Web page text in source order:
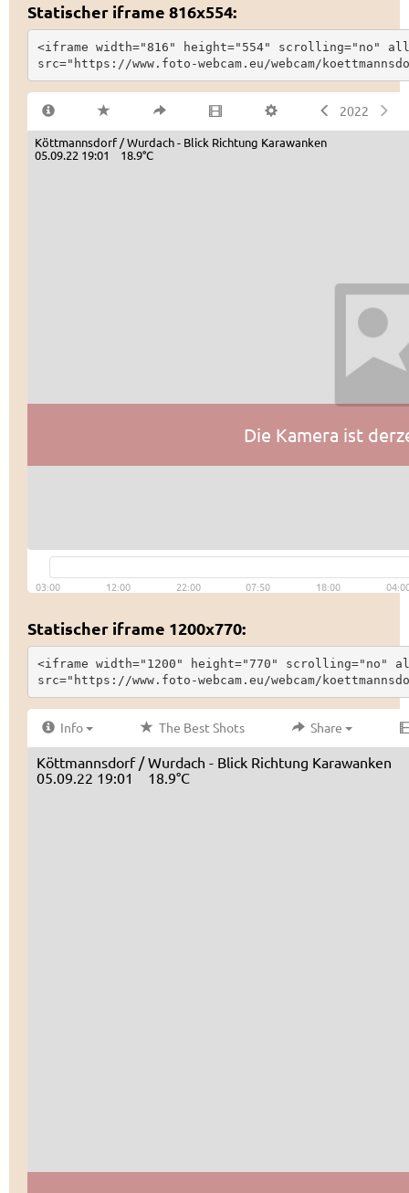
Statischer iframe 816x554:
<iframe width="816" height="554" scrolling="no"
Statischer iframe 1200x770:
<iframe width="1200" height="770" scrolling="no"